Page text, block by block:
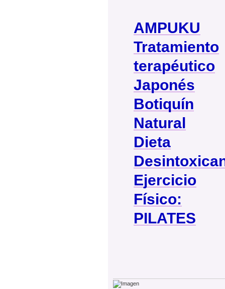
AMPUKU
Tratamiento
terapéutico
Japonés
Botiquín
Natural
Dieta
Ejercicio
Físico:
PILATES